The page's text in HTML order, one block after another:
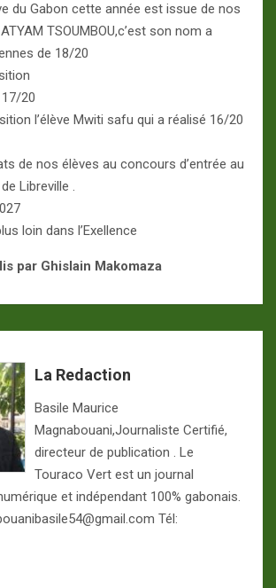
du Gabon cette année est issue de nos
TSOUMBOU,c’est son nom a
de 18/20
20
l’élève Mwiti safu qui a réalisé 16/20
de nos élèves au concours d’entrée au
Libreville .
loin dans l’Exellence
par Ghislain Makomaza
La Redaction
Basile Maurice
Magnabouani,Journaliste Certifié,
directeur de publication . Le
Touraco Vert est un journal
et indépendant 100% gabonais.
Tél: